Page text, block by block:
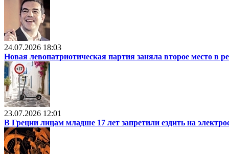
24.07.2026 18:03
Новая левопатриотическая партия заняла второе место в
23.07.2026 12:01
В Греции лицам младше 17 лет запретили ездить на